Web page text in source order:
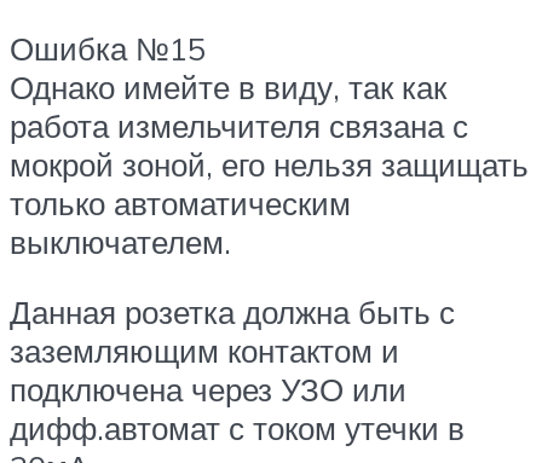
Ошибка №15
Однако имейте в виду, так как
работа измельчителя связана с
мокрой зоной, его нельзя защищать
только автоматическим
выключателем.
Данная розетка должна быть с
заземляющим контактом и
подключена через УЗО или
дифф.автомат с током утечки в